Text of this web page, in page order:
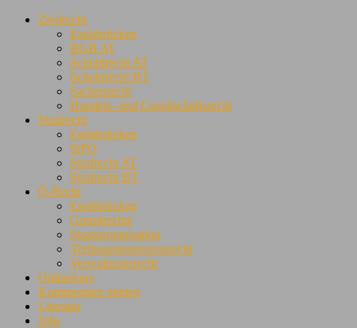
Zivilrecht
Eselsbrücken
BGB AT
Schuldrecht AT
Schuldrecht BT
Sachenrecht
Handels- und Gesellschaftsrecht
Strafrecht
Eselsbrücken
StPO
Strafrecht AT
Strafrecht BT
Ö-Recht
Eselsbrücken
Grundrechte
Staatsorganisation
Verfassungsprozessrecht
Verwaltungsrecht
Onlinekurs
Kommentare mieten
Literatur
Jobs